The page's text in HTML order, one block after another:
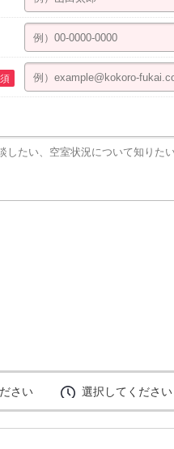
さい 選択してください